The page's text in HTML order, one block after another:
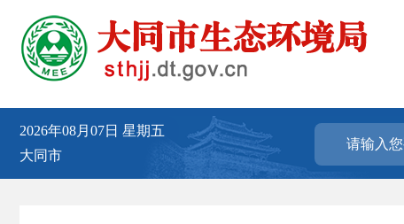
2026年08月07日 星期五
大同市